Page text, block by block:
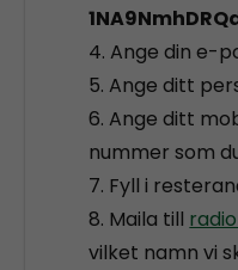
4. Ange din e-
5. Ange ditt
6. Ange ditt
nummer som
7. Fyll i
8. Maila till
vilket namn vi